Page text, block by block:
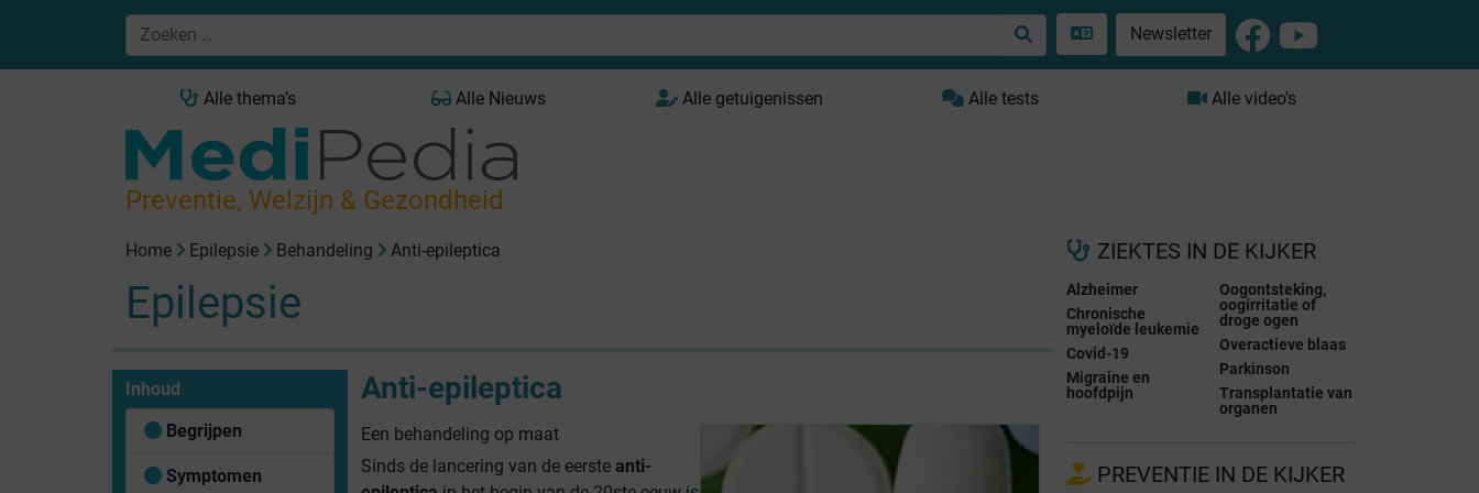
Newsletter
Alle thema's Alle Nieuws Alle getuigenissen Alle tests Alle video's
Preventie, Welzijn & Gezondheid
Home Epilepsie Behandeling Anti-epileptica
Epilepsie
Inhoud
Begrijpen
Symptomen
Anti-epileptica
Een behandeling op maat
Sinds de lancering van de eerste anti-
ZIEKTES IN DE KIJKER
Alzheimer
Chronische
myeloïde leukemie
Covid-19
Migraine en
hoofdpijn
Oogontsteking,
oogirritatie of
droge ogen
Overactieve blaas
Parkinson
Transplantatie van
organen
PREVENTIE IN DE KIJKER